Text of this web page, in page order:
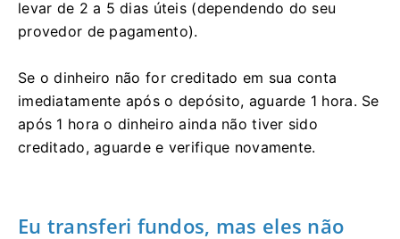
levar de 2 a 5 dias úteis (dependendo do seu
provedor de pagamento).
Se o dinheiro não for creditado em sua conta
imediatamente após o depósito, aguarde 1 hora. Se
após 1 hora o dinheiro ainda não tiver sido
creditado, aguarde e verifique novamente.
Eu transferi fundos, mas eles não